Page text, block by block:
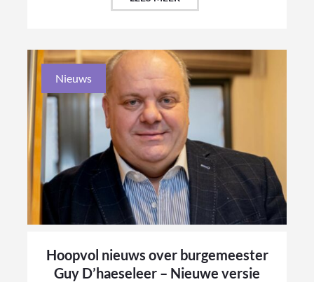
Nieuws
Hoopvol nieuws over burgemeester
Guy D’haeseleer – Nieuwe versie